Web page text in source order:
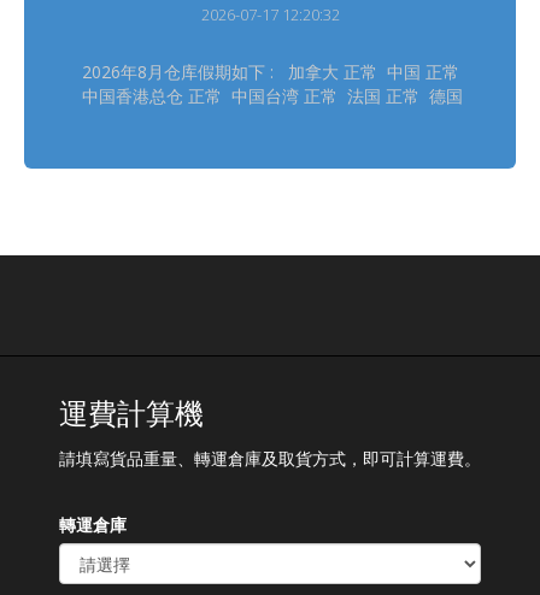
2026-07-17 12:20:32
2026年8月仓库假期如下 : 加拿大 正常 中国 正常
中国香港总仓 正常 中国台湾 正常 法国 正常 德国
美国德拉华州 (免税仓及海运仓) 正常
運費計算機
請填寫貨品重量、轉運倉庫及取貨方式，即可計算運費。
轉運倉庫